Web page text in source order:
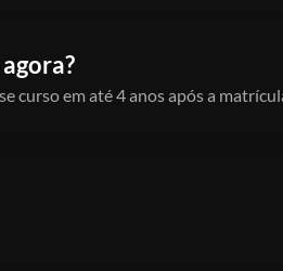
curso em até 4 anos após a